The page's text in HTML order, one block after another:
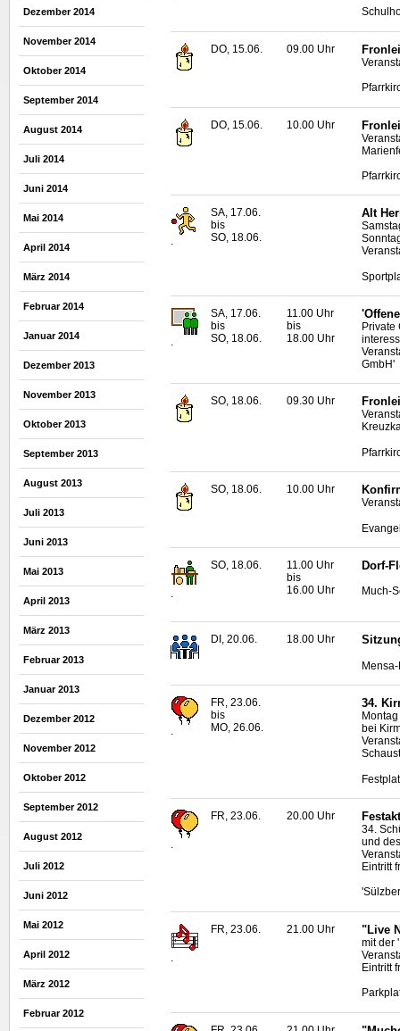
Dezember 2014
November 2014
Oktober 2014
September 2014
August 2014
Juli 2014
Juni 2014
Mai 2014
April 2014
März 2014
Februar 2014
Januar 2014
Dezember 2013
November 2013
Oktober 2013
September 2013
August 2013
Juli 2013
Juni 2013
Mai 2013
April 2013
März 2013
Februar 2013
Januar 2013
Dezember 2012
November 2012
Oktober 2012
September 2012
August 2012
Juli 2012
Juni 2012
Mai 2012
April 2012
März 2012
Februar 2012
DO, 15.06. 09.00 Uhr
DO, 15.06. 10.00 Uhr
.
SA, 17.06.
bis
SO, 18.06.
Alt
.
SA, 17.06.
bis
SO, 18.06.
11.00 Uhr
bis
18.00 Uhr
Private
GmbH'
SO, 18.06. 09.30 Uhr
SO, 18.06. 10.00 Uhr
.
SO, 18.06.
11.00 Uhr
bis
16.00 Uhr
Dorf-
Much-
DI, 20.06. 18.00 Uhr
.
FR, 23.06.
bis
MO, 26.06.
34.
bei
.
FR, 23.06. 20.00 Uhr
34.
und
Eintritt
FR, 23.06. 21.00 Uhr "Live
mit der
Eintritt